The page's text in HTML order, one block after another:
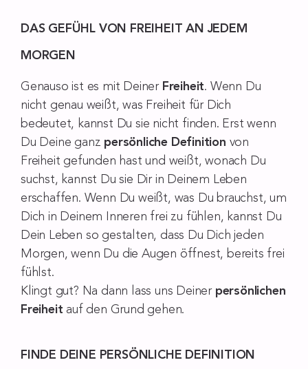
DAS GEFÜHL VON FREIHEIT AN JEDEM
MORGEN
Genauso ist es mit Deiner Freiheit. Wenn Du
nicht genau weißt, was Freiheit für Dich
bedeutet, kannst Du sie nicht finden. Erst wenn
Du Deine ganz persönliche Definition von
Freiheit gefunden hast und weißt, wonach Du
suchst, kannst Du sie Dir in Deinem Leben
erschaffen. Wenn Du weißt, was Du brauchst, um
Dich in Deinem Inneren frei zu fühlen, kannst Du
Dein Leben so gestalten, dass Du Dich jeden
Morgen, wenn Du die Augen öffnest, bereits frei
fühlst.
Klingt gut? Na dann lass uns Deiner persönlichen
Freiheit auf den Grund gehen.
FINDE DEINE PERSÖNLICHE DEFINITION